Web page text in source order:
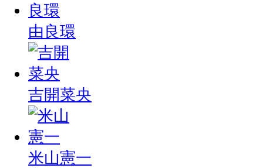
由良環
吉開菜央
米山憲一